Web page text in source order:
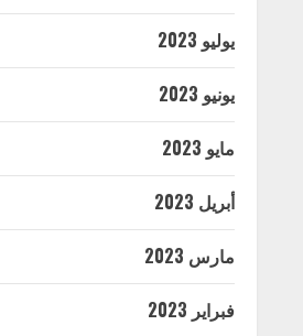
يوليو 2023
يونيو 2023
مايو 2023
أبريل 2023
مارس 2023
فبراير 2023